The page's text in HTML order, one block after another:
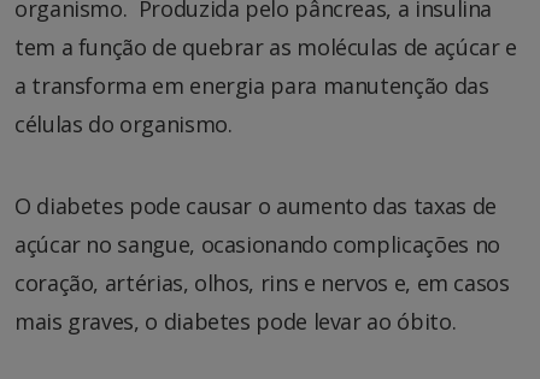
organismo. Produzida pelo pâncreas, a insulina
tem a função de quebrar as moléculas de açúcar e
a transforma em energia para manutenção das
células do organismo.
O diabetes pode causar o aumento das taxas de
açúcar no sangue, ocasionando complicações no
coração, artérias, olhos, rins e nervos e, em casos
mais graves, o diabetes pode levar ao óbito.